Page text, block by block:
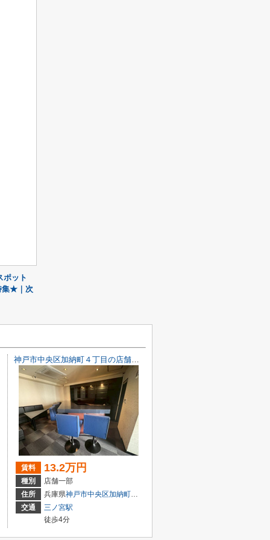
ポット
集★｜次
目7-8
賃料 13.2万円
種別
店舗一部
住所
兵庫県神戸市中央区加納町
交通
三ノ宮駅
徒歩4分